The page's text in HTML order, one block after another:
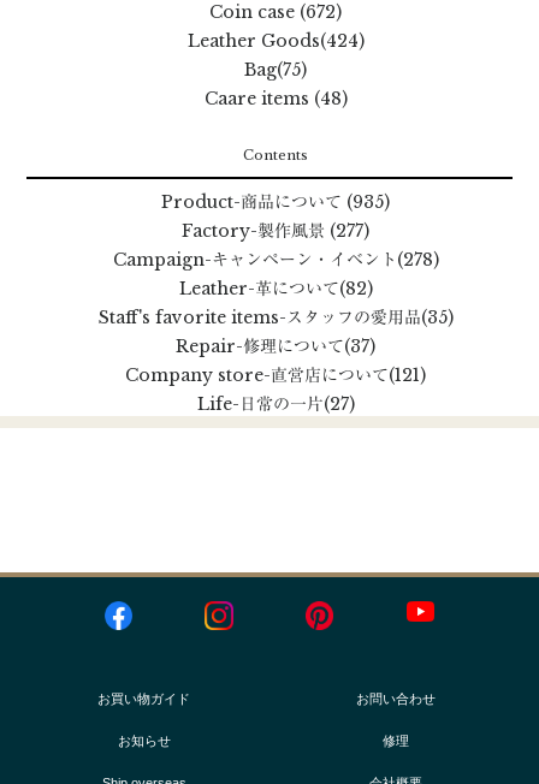
Coin case (672)
Leather Goods(424)
Bag(75)
Caare items (48)
Contents
Product-商品について (935)
Factory-製作風景 (277)
Campaign-キャンペーン・イベント (278)
Leather-革について(82)
Staff's favorite items-スタッフの愛用品(35)
Repair-修理について(37)
Company store-直営店について(121)
Life-日常の一片(27)
お買い物ガイド お問い合わせ
お知らせ 修理